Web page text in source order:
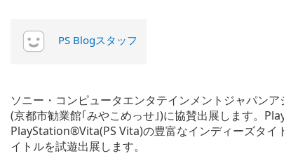
PS Blogスタッフ
ソニー・コンピュータエンタテインメントジャパン
(京都市勧業館｢みやこめっせ｣)に協賛出展します。
PlayStation®Vita(PS Vita)の豊富なインディーズタイ
イトルを試遊出展します。